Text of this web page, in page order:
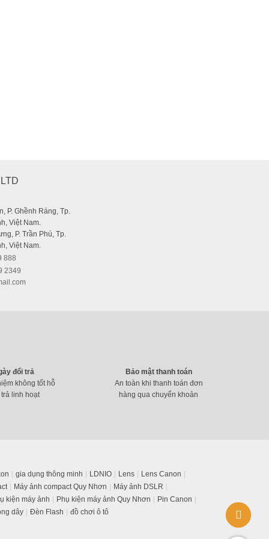
Cleaner 6000Pa (78W – 2000 mAh)
P. Ghềnh Ráng, Tp.
Việt Nam.
P. Trần Phú, Tp.
Việt Nam.
888
2349
đổi trả
không tốt hỗ
linh hoạt
Bảo mật thanh toán
An toàn khi thanh toán đơn
hàng qua chuyển khoản
gia dụng thông minh LDNIO Lens
Lens Canon
Máy ảnh compact Quy Nhơn
Máy ảnh DSLR
kiện máy ảnh
Phụ kiện máy ảnh Quy Nhơn
Pin Canon
dây
Đèn Flash đồ chơi ô tô